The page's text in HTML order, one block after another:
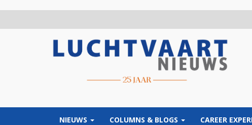
NIEUWS COLUMNS & BLOGS CAREER